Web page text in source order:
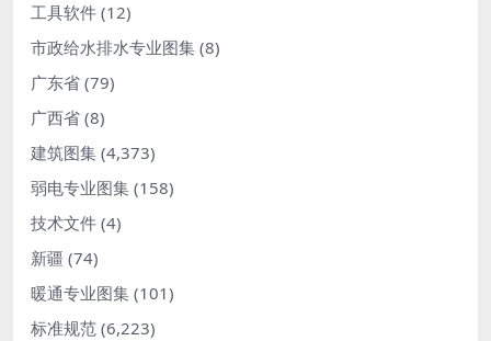
工具软件 (12)
市政给水排水专业图集 (8)
广东省 (79)
广西省 (8)
建筑图集 (4,373)
弱电专业图集 (158)
技术文件 (4)
新疆 (74)
暖通专业图集 (101)
标准规范 (6,223)